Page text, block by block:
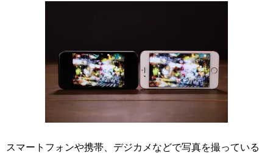
スマートフォンや携帯、デジカメなどで写真を撮っている